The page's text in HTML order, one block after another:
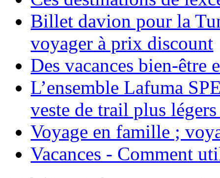
Billet davion pour la
voyager à prix discount
Des vacances bien-être
L’ensemble Lafuma
veste de trail plus
Voyage en famille ;
Vacances - Comment